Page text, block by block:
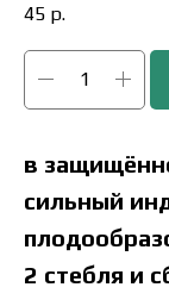
45 р.
в
сильный
2 стебля и